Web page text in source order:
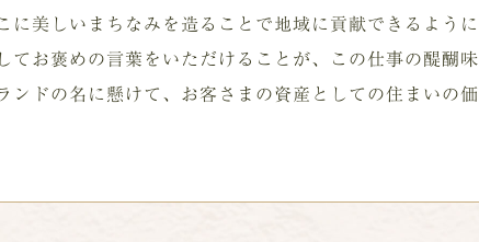
に美しいまちなみを造ることで地域に貢献できるように
てお褒めの言葉をいただけることが、この仕事の醍醐味
ンドの名に懸けて、お客さまの資産としての住まいの価